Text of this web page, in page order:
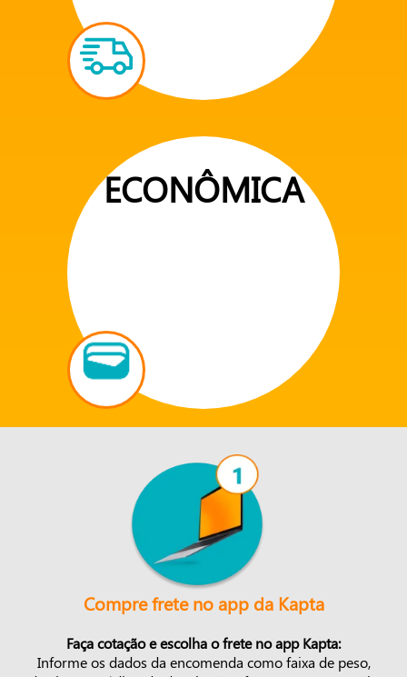
ECONÔMICA
Compre frete no app da Kapta
Faça cotação e escolha o frete no app Kapta:
Informe os dados da encomenda como faixa de peso,